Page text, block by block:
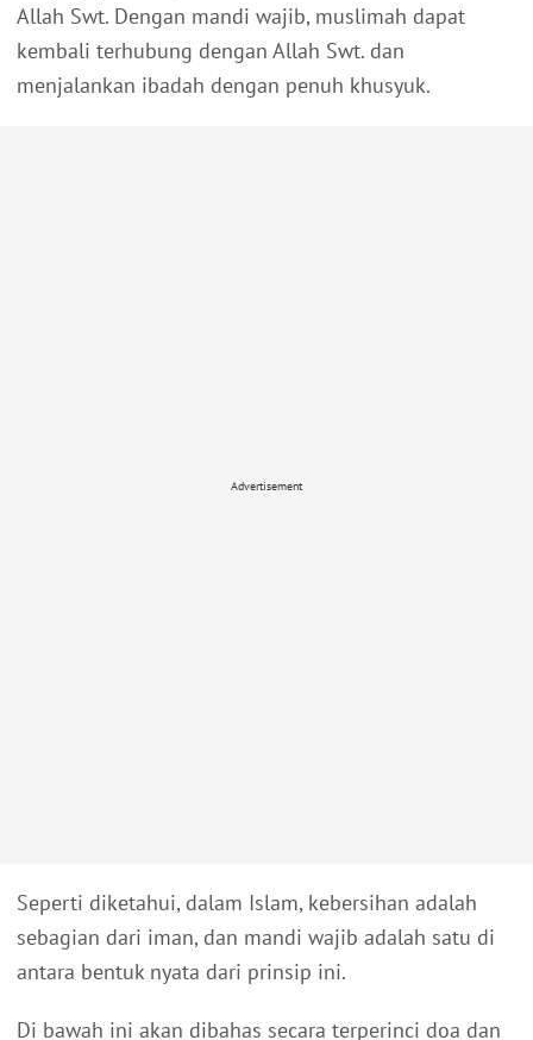
Allah Swt. Dengan mandi wajib, muslimah dapat
kembali terhubung dengan Allah Swt. dan
menjalankan ibadah dengan penuh khusyuk.
Advertisement
Seperti diketahui, dalam Islam, kebersihan adalah
sebagian dari iman, dan mandi wajib adalah satu di
antara bentuk nyata dari prinsip ini.
Di bawah ini akan dibahas secara terperinci doa dan